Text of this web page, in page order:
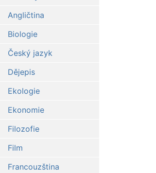
Angličtina
Biologie
Český jazyk
Dějepis
Ekologie
Ekonomie
Filozofie
Film
Francouzština